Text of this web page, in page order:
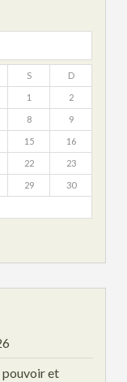
S D
1 2
8 9
15 16
22 23
29 30
pouvoir et